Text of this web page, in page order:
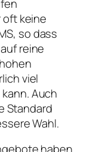
keine
so dass
reine
viel
Auch
Standard
Wahl.